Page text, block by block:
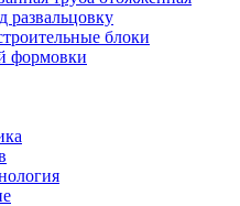
развальцовку
блоки
формовки